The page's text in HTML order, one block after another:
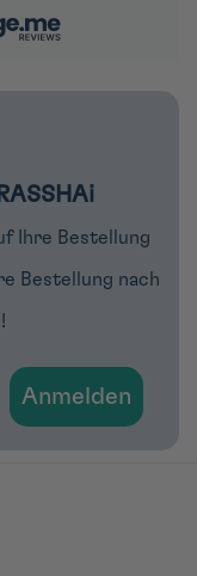
Ihre Bestellung
Bestellung nach
Anmelden